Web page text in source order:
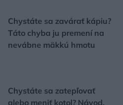
Chystáte sa zavárať kápiu?
Táto chyba ju premení na
nevábne mäkkú hmotu
Chystáte sa zatepľovať
alebo meniť kotol? Návod,